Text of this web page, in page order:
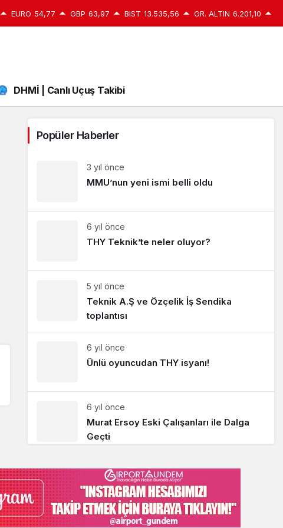
EURO 54,77 GBP 63,97 BIST 13.535,56 GR. ALTIN 6.201,10
DHMİ | Canlı Uçuş Takibi
Popüler Haberler
3 yıl önce
MMU’nun yeni ismi belli oldu
6 yıl önce
THY Teknik’te neler oluyor?
5 yıl önce
Teknik A.Ş ve Özçelik İş Sendika
toplantısı
6 yıl önce
Ünlü oyuncudan THY isyanı!
6 yıl önce
Murat Ersoy Eski Çalışanları ile Dalga
Geçti